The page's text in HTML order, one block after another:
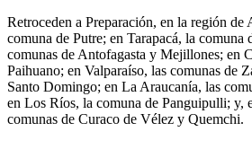
Retroceden a Preparación, en la región de
comuna de Putre; en Tarapacá, la comuna
comunas de Antofagasta y Mejillones; en
Paihuano; en Valparaíso, las comunas de
Santo Domingo; en La Araucanía, las
en Los Ríos, la comuna de Panguipulli; y,
comunas de Curaco de Vélez y Quemchi.